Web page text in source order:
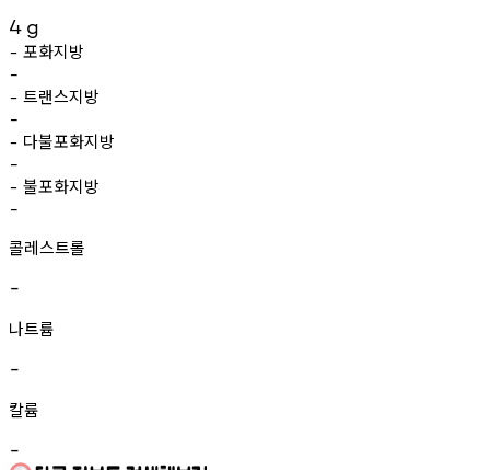
4 g
- 포화지방
-
- 트랜스지방
-
- 다불포화지방
-
- 불포화지방
-
콜레스트롤
-
나트륨
-
칼륨
-